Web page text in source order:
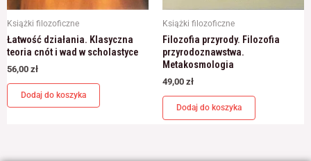
Książki filozoficzne
Łatwość działania. Klasyczna
teoria cnót i wad w scholastyce
56,00 zł
Dodaj do koszyka
Książki filozoficzne
Filozofia przyrody. Filozofia
przyrodoznawstwa.
Metakosmologia
49,00 zł
Dodaj do koszyka